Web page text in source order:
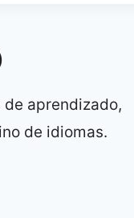
aprendizado,
de idiomas.